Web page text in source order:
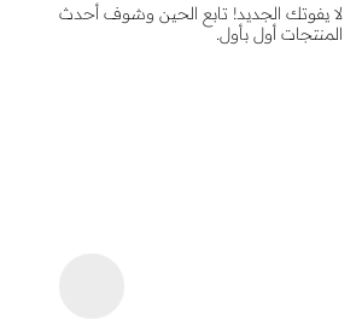
لا يفوتك الجديد! تابع الحين وشوف أحدث
المنتجات أول بأول.